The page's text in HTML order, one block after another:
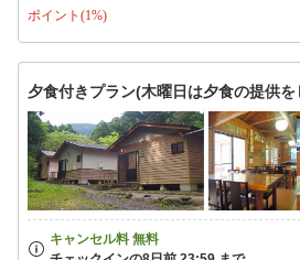
ポイント(1%)
夕食付きプラン(木曜日は夕食の提供を